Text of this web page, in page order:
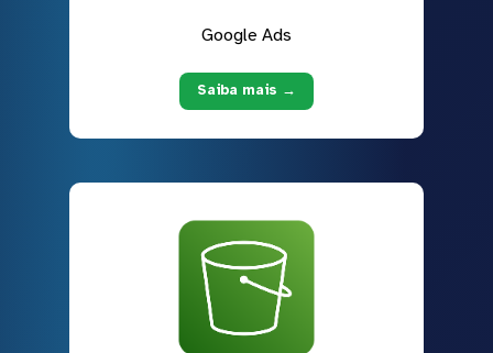
Google Ads
Saiba mais →